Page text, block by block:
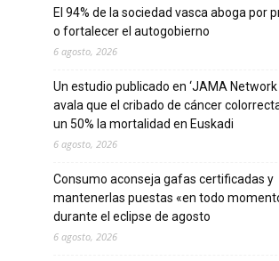
El 94% de la sociedad vasca aboga por
o fortalecer el autogobierno
6 agosto, 2026
Un estudio publicado en ‘JAMA Network
avala que el cribado de cáncer
un 50% la mortalidad en Euskadi
6 agosto, 2026
Consumo aconseja gafas certificadas y
mantenerlas puestas «en todo
durante el eclipse de agosto
6 agosto, 2026